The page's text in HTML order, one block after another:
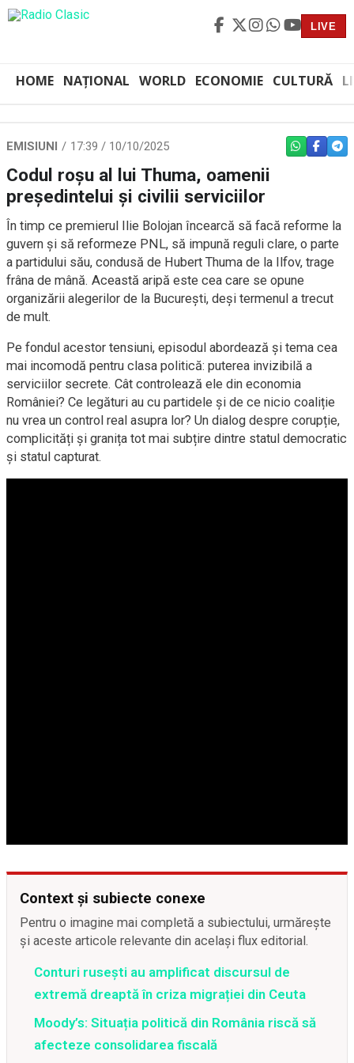
LIVE
HOME NAȚIONAL WORLD ECONOMIE CULTURĂ
EMISIUNI 17:39 / 10/10/2025 WHATSAPP
Codul roșu al lui Thuma, oamenii
președintelui și civilii serviciilor
În timp ce premierul Ilie Bolojan încearcă să facă reforme la
guvern și să reformeze PNL, să impună reguli clare, o parte
a partidului său, condusă de Hubert Thuma de la Ilfov, trage
frâna de mână. Această aripă este cea care se opune
organizării alegerilor de la București, deși termenul a trecut
de mult.
Pe fondul acestor tensiuni, episodul abordează și tema cea
mai incomodă pentru clasa politică: puterea invizibilă a
serviciilor secrete. Cât controlează ele din economia
României? Ce legături au cu partidele și de ce nicio coaliție
nu vrea un control real asupra lor? Un dialog despre corupție,
complicități și granița tot mai subțire dintre statul democratic
și statul capturat.
Context și subiecte conexe
Pentru o imagine mai completă a subiectului, urmărește
și aceste articole relevante din același flux editorial.
Conturi rusești au amplificat discursul de
extremă dreaptă în criza migrației din Ceuta
Moody’s: Situația politică din România riscă să
afecteze consolidarea fiscală